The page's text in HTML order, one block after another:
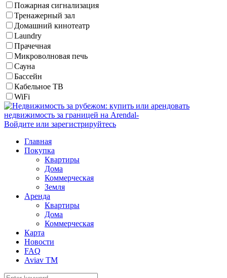
Пожарная сигнализация
Тренажерный зал
Домашний кинотеатр
Laundry
Прачечная
Микроволновая печь
Сауна
Бассейн
Кабельное ТВ
WiFi
Войдите или зарегистрируйтесь
Главная
Покупка
Квартиры
Дома
Коммерческая
Земля
Аренда
Квартиры
Дома
Коммерческая
Карта
Новости
FAQ
Aviav TM